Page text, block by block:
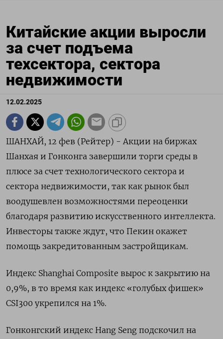
Китайские акции выросли
за счет подъема
техсектора, сектора
недвижимости
12.02.2025
ШАНХАЙ, 12 фев (Рейтер) - Акции на биржах
Шанхая и Гонконга завершили торги среды в
плюсе за счет технологического сектора и
сектора недвижимости, так как рынок был
воодушевлен возможностями переоценки
благодаря развитию искусственного интеллекта.
Инвесторы также ждут, что Пекин окажет
помощь закредитованным застройщикам.
Индекс Shanghai Composite вырос к закрытию на
0,9%, в то время как индекс «голубых фишек»
CSI300 укрепился на 1%.
Гонконгский индекс Hang Seng подскочил на